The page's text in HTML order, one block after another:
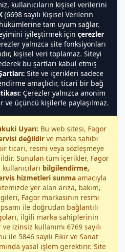
kullanıcıların kişisel verilerini
(6698 sayılı Kişisel Verilerin
tam uyum sağlar.
iyileştirmek için çerezler
yalnızca site fonksiyonları
kişisel veri toplamaz. Siteyi
bu şartları kabul etmiş
Site ve içerikleri sadece
amaçlıdır, ticari bir bağ
Çerezler yalnızca anonim
ve üçüncü kişilerle paylaşılmaz.
Uyarı: Bu web sitesi, Fagor
değildirve marka sahibi
ticari, resmi veya sözleşmeye
Sunulan tüm içerikler, Fagor
bilgilendirme,
hizmetleri sunma amacıyla
yer alan arıza, bakım,
Fagor markasının resmi
ile doğrudan bağlantılı
ilgili marka sahiplerinin
izinsiz kullanımı 6769 sayılı
ile 5846 sayılı Fikir ve Sanat
yasal işlem gerektirir. Site